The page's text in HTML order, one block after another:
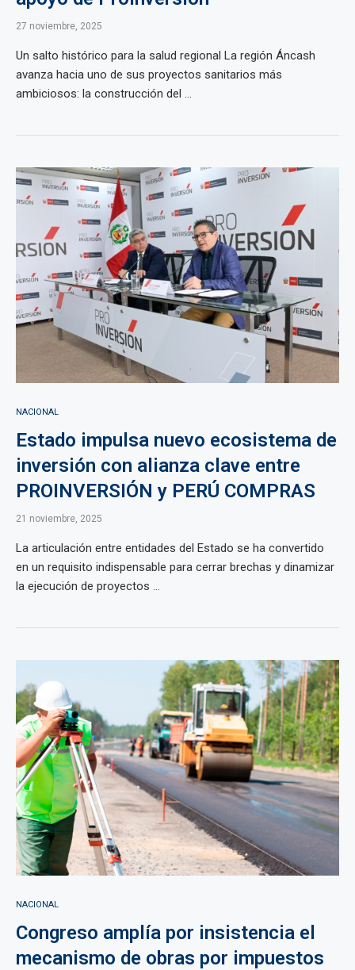
27 noviembre, 2025
Un salto histórico para la salud regional La región Áncash
avanza hacia uno de sus proyectos sanitarios más
ambiciosos: la construcción del ...
NACIONAL
Estado impulsa nuevo ecosistema de
inversión con alianza clave entre
PROINVERSIÓN y PERÚ COMPRAS
21 noviembre, 2025
La articulación entre entidades del Estado se ha convertido
en un requisito indispensable para cerrar brechas y dinamizar
la ejecución de proyectos ...
NACIONAL
Congreso amplía por insistencia el
mecanismo de obras por impuestos